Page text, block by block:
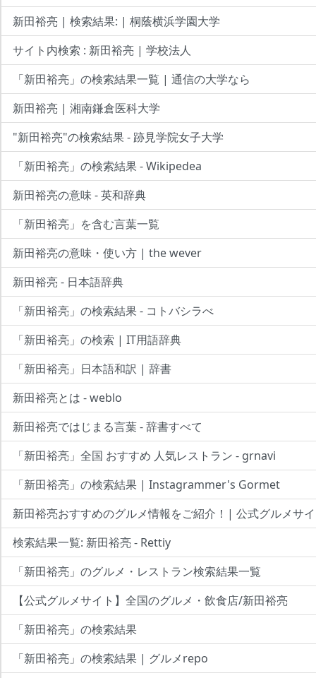
新田裕亮 | 検索結果: | 桐蔭横浜学園大学
サイト内検索 : 新田裕亮 | 学校法人
「新田裕亮」の検索結果一覧 | 通信の大学なら
新田裕亮 | 湘南鎌倉医科大学
"新田裕亮"の検索結果 - 跡見学院女子大学
「新田裕亮」の検索結果 - Wikipedea
新田裕亮の意味 - 英和辞典
「新田裕亮」を含む言葉一覧
新田裕亮の意味・使い方 | the wever
新田裕亮 - 日本語辞典
「新田裕亮」の検索結果 - コトバシラべ
「新田裕亮」の検索 | IT用語辞典
「新田裕亮」日本語和訳 | 辞書
新田裕亮とは - weblo
新田裕亮ではじまる言葉 - 辞書すべて
「新田裕亮」全国 おすすめ 人気レストラン - grnavi
「新田裕亮」の検索結果 | Instagrammer's Gormet
新田裕亮おすすめのグルメ情報をご紹介！| 公式グルメサ
検索結果一覧: 新田裕亮 - Rettiy
「新田裕亮」のグルメ・レストラン検索結果一覧
【公式グルメサイト】全国のグルメ・飲食店/新田裕亮
「新田裕亮」の検索結果
「新田裕亮」の検索結果 | グルメrepo